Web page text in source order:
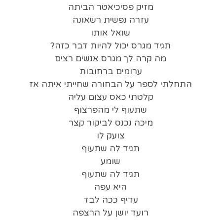
מזיק פסיכיאטר הביתה
עזרה נפשית רשאונה
שואל אותו
תגיד מגרס יכול להיות דבר כזה?
מה קרה לך מגרס אנשים רצים
ערומים ברחובות
התחלתי לספר על הבחורה שחייתי איתה אז
קלטתי כאס עצום עליה
שתעוף לי מהפרצוף
מיכה נכנס לביקור קצר
צועק לו
תגיד לה שתעוף
שומע
תגיד לה שתעוף
היא עפה
עדיף ככה לבד
רועד יושן על הרצפה